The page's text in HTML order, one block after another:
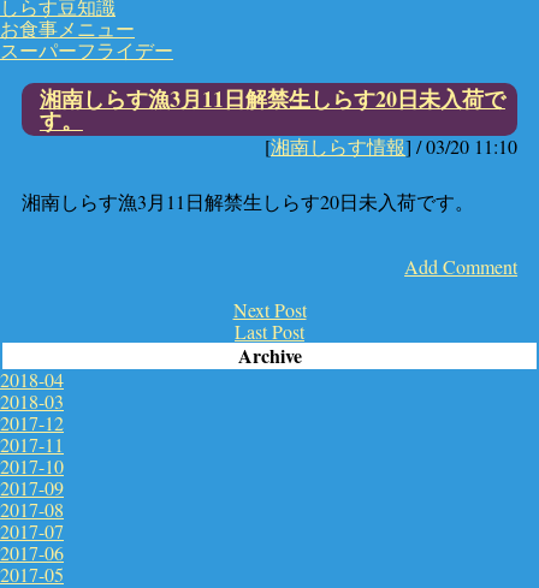
しらす豆知識
お食事メニュー
スーパーフライデー
湘南しらす漁3月11日解禁生しらす20日未入荷で
す。
[湘南しらす情報] /03/20 11:10
湘南しらす漁3月11日解禁生しらす20日未入荷です。
Add Comment
Next Post
Last Post
Archive
2018-04
2018-03
2017-12
2017-11
2017-10
2017-09
2017-08
2017-07
2017-06
2017-05